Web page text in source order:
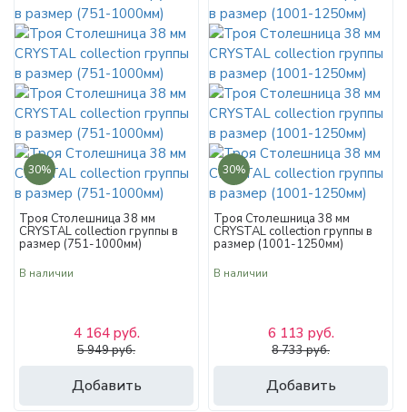
30%
Троя Столешница 38 мм
CRYSTAL collection группы в
размер (751-1000мм)
В наличии
Добавить
4 164 руб.
5 949 руб.
30%
Троя Столешница 38 мм
CRYSTAL collection группы в
размер (1001-1250мм)
В наличии
Добавить
6 113 руб.
8 733 руб.